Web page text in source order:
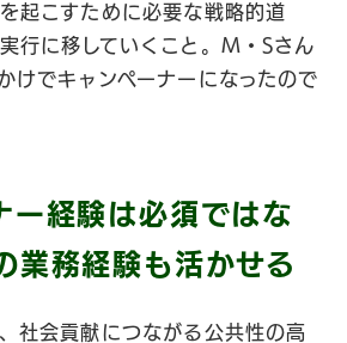
起こすために必要な戦略的道
行に移していくこと。M・Sさん
けでキャンペーナーになったので
ー経験は必須ではな
業務経験も活かせる
社会貢献につながる公共性の高